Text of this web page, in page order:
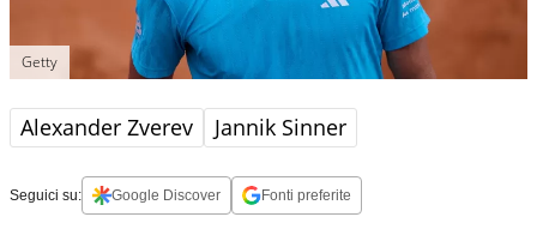
Getty
Alexander Zverev Jannik Sinner
Seguici su: Google Discover Fonti preferite